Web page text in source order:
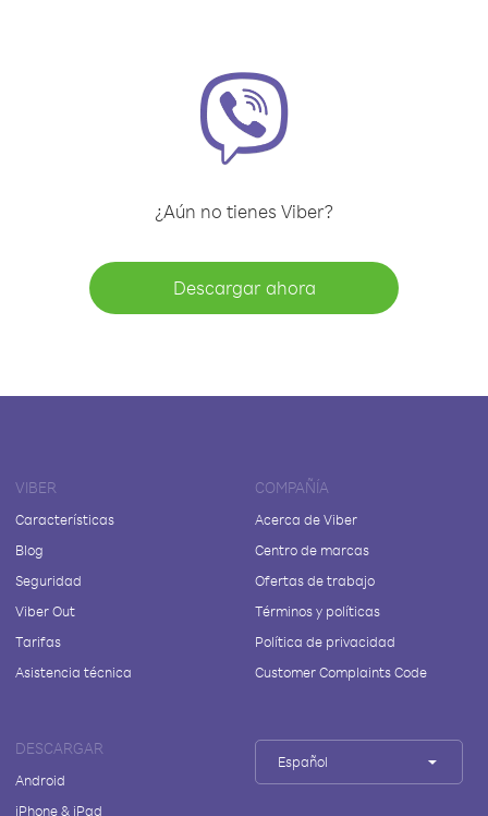
¿Aún no tienes Viber?
Descargar ahora
VIBER
Características
Blog
Seguridad
Viber Out
Tarifas
Asistencia técnica
COMPAÑÍA
Acerca de Viber
Centro de marcas
Ofertas de trabajo
Términos y políticas
Política de privacidad
Customer Complaints Code
DESCARGAR
Android
iPhone & iPad
Español